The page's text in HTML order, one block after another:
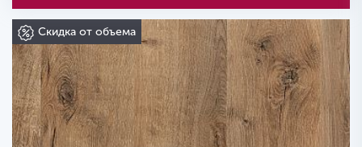
Скидка от объема